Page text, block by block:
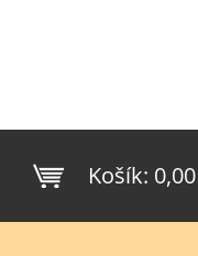
Košík: